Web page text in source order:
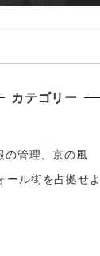
カテゴリー
の管理、京の風
ール街を占拠せ